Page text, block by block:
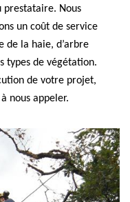
prestataire. Nous
un coût de service
de la haie, d’arbre
types de végétation.
de votre projet,
nous appeler.